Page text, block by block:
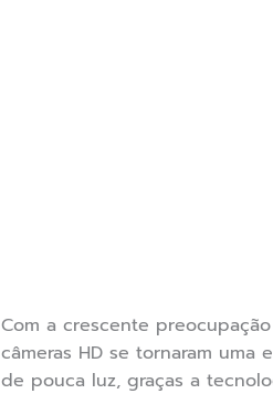
Com a crescente
câmeras HD se tornaram uma
de pouca luz, graças a